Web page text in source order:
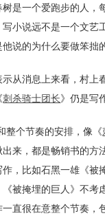
是一个爱跑步的人，
小说远不是一个文艺
说的为什么要做笨拙
示从消息上来看，村上
刺杀骑士团长》仍是写
整个节奏的安排，像《
出来，都是畅销书的方
，比如石黑一雄《被
被掩埋的巨人》不考
直很在意整个节奏，